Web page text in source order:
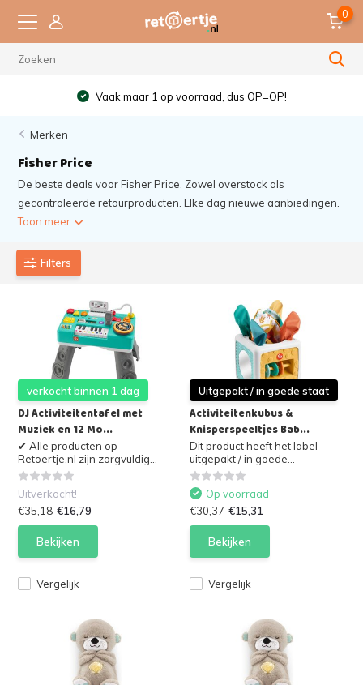
0
op voorraad, dus OP=OP!
Merken
Fisher Price
De beste deals voor Fisher Price. Zowel overstock als
gecontroleerde retourproducten. Elke dag nieuwe aanbiedingen.
Toon meer
Filters
verkocht binnen 1 dag
DJ Activiteitentafel met
Muziek en 12 Mo...
✔ Alle producten op
Retoertje.nl zijn zorgvuldig...
Vergelijk
Uitverkocht!
€35,18 €16,79
Bekijken
Uitgepakt / in goede staat
Activiteitenkubus &
Knisperspeeltjes Bab...
Dit product heeft het label
uitgepakt / in goede...
Vergelijk
Op voorraad
€30,37 €15,31
Bekijken